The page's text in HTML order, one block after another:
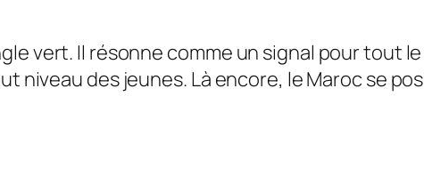
vert. Il résonne comme un signal pour tout
niveau des jeunes. Là encore, le Maroc se